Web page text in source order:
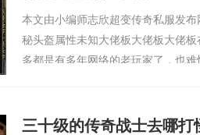
本文由小编师志欣超变传奇私服发
秘头盔属性未知大佬板大佬板大佬
多都是有多年网络的老玩家了，也
了，在众…
三十级的传奇战士去哪打